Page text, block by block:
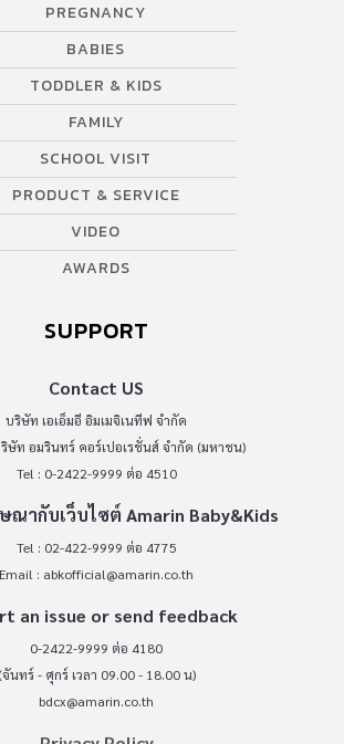
PREGNANCY
BABIES
TODDLER & KIDS
FAMILY
SCHOOL VISIT
PRODUCT & SERVICE
VIDEO
AWARDS
SUPPORT
Contact US
บริษัท เอเอ็มอี อิมเมจิเนทีฟ จำกัด
ษัท อมรินทร์ คอร์เปอเรชั่นส์ จำกัด (มหาชน)
Tel : 0-2422-9999 ต่อ 4510
ณากับเว็บไซต์ Amarin Baby&Kids
Tel : 02-422-9999 ต่อ 4775
Email : abkofficial@amarin.co.th
an issue or send feedback
0-2422-9999 ต่อ 4180
(จันทร์ - ศุกร์ เวลา 09.00 - 18.00 น)
bdcx@amarin.co.th